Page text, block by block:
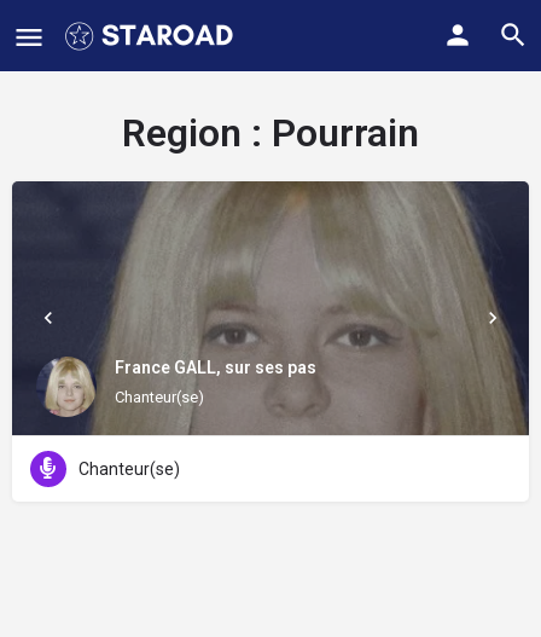
Region : Pourrain
France GALL, sur ses pas
Chanteur(se)
Chanteur(se)